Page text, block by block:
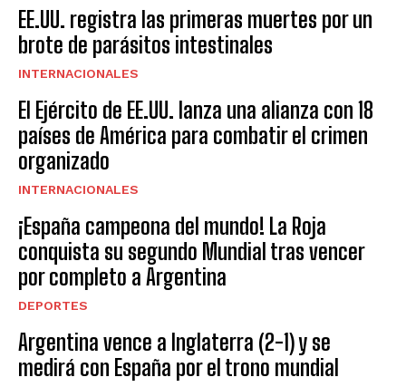
EE.UU. registra las primeras muertes por un
brote de parásitos intestinales
INTERNACIONALES
El Ejército de EE.UU. lanza una alianza con 18
países de América para combatir el crimen
organizado
INTERNACIONALES
¡España campeona del mundo! La Roja
conquista su segundo Mundial tras vencer
por completo a Argentina
DEPORTES
Argentina vence a Inglaterra (2-1) y se
medirá con España por el trono mundial